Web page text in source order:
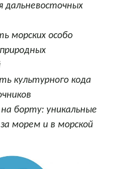
дальневосточных
морских особо
культурного кода
борту: уникальные
морем и в морской